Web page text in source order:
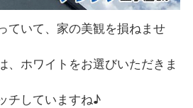
ていて、家の美観を損ねませ
、ホワイトをお選びいただきま
チしていますね♪